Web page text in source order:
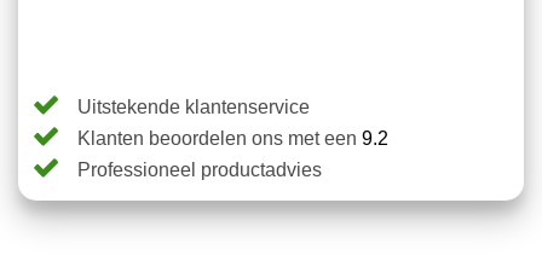
Uitstekende klantenservice
Klanten beoordelen ons met een 9.2
Professioneel productadvies